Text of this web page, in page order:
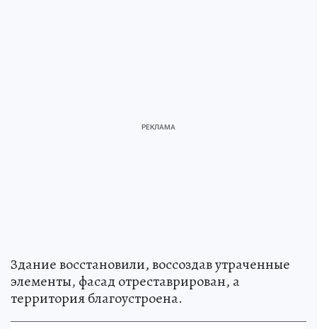
Здание восстановили, воссоздав утраченные
элементы, фасад отреставрирован, а
территория благоустроена.